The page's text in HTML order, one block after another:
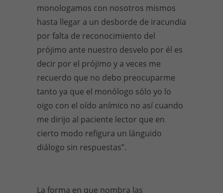
monologamos con nosotros mismos
hasta llegar a un desborde de iracundia
por falta de reconocimiento del
prójimo ante nuestro desvelo por él es
decir por el prójimo y a veces me
recuerdo que no debo preocuparme
tanto ya que el monólogo sólo yo lo
oigo con el oído anímico no así cuando
me dirijo al paciente lector que en
cierto modo refigura un lánguido
diálogo sin respuestas”.
La forma en que nombra las